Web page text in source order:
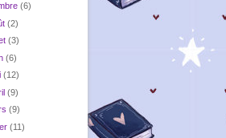
(6)
(2)
(3)
(6)
(12)
(9)
(9)
(11)